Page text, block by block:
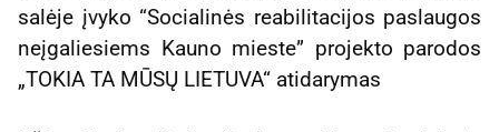
salėje įvyko “Socialinės reabilitacijos paslaugos
neįgaliesiems Kauno mieste” projekto parodos
„TOKIA TA MŪSŲ LIETUVA“ atidarymas